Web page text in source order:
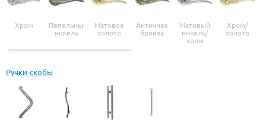
Хром
Пепельный
никель
Матовое
золото
Античная
бронза
Матовый
никель/
хром
Хром/
золото
Ручки-скобы